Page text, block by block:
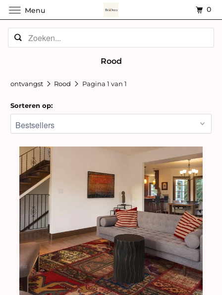
Rood
ontvangst Rood Pagina 1 van 1
Sorteren op:
Menu 0